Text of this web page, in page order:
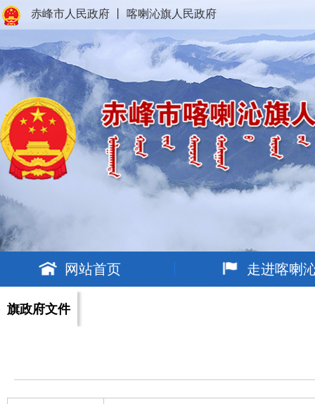
赤峰市人民政府 喀喇沁旗人民政府
网站首页 走进喀喇
旗政府文件